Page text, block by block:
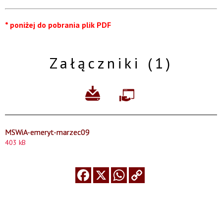
* poniżej do pobrania plik PDF
Załączniki (1)
MSWiA-emeryt-marzec09
403 kB